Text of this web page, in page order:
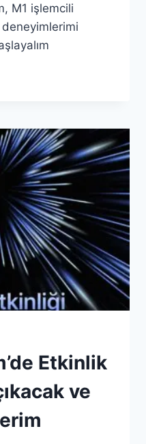
M1 işlemcili
deneyimlerimi
Etkinlik
ve